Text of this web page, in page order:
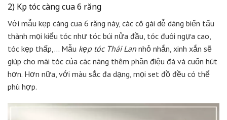
2) Kẹp tóc càng cua 6 răng
Với mẫu kẹp càng cua 6 răng này, các cô gái dễ dàng biến tấu
thành mọi kiểu tóc như tóc búi nửa đầu, tóc đuôi ngựa cao,
tóc kẹp thấp,… Mẫu kẹp tóc Thái Lan nhỏ nhắn, xinh xắn sẽ
giúp cho mái tóc của các nàng thêm phần điệu đà và cuốn hút
hơn. Hơn nữa, với màu sắc đa dạng, mọi set đồ đều có thể
phù hợp.